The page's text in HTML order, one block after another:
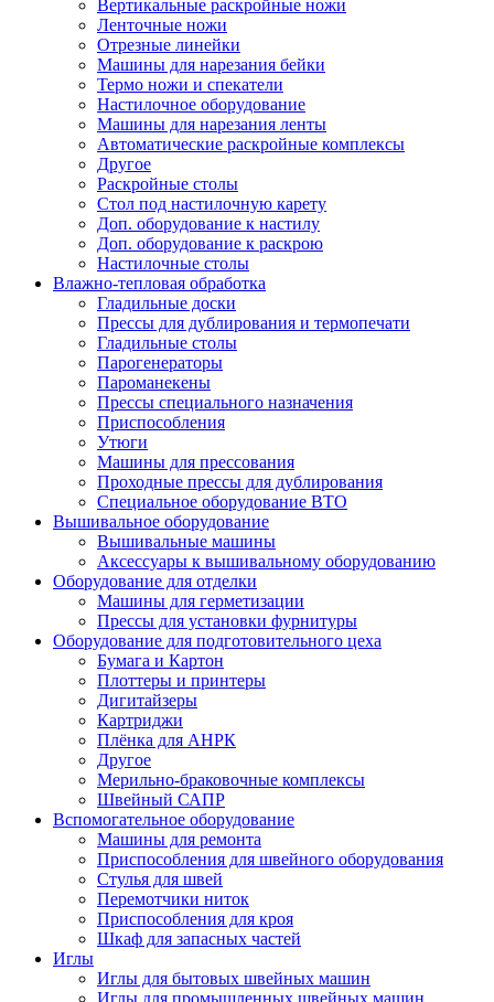
Вертикальные раскройные ножи
Ленточные ножи
Отрезные линейки
Машины для нарезания бейки
Термо ножи и спекатели
Настилочное оборудование
Машины для нарезания ленты
Автоматические раскройные комплексы
Другое
Раскройные столы
Стол под настилочную карету
Доп. оборудование к настилу
Доп. оборудование к раскрою
Настилочные столы
Влажно-тепловая обработка
Гладильные доски
Прессы для дублирования и термопечати
Гладильные столы
Парогенераторы
Пароманекены
Прессы специального назначения
Приспособления
Утюги
Машины для прессования
Проходные прессы для дублирования
Специальное оборудование ВТО
Вышивальное оборудование
Вышивальные машины
Аксессуары к вышивальному оборудованию
Оборудование для отделки
Машины для герметизации
Прессы для установки фурнитуры
Оборудование для подготовительного цеха
Бумага и Картон
Плоттеры и принтеры
Дигитайзеры
Картриджи
Плёнка для АНРК
Другое
Мерильно-браковочные комплексы
Швейный САПР
Вспомогательное оборудование
Машины для ремонта
Приспособления для швейного оборудования
Стулья для швей
Перемотчики ниток
Приспособления для кроя
Шкаф для запасных частей
Иглы
Иглы для бытовых швейных машин
Иглы для промышленных швейных машин